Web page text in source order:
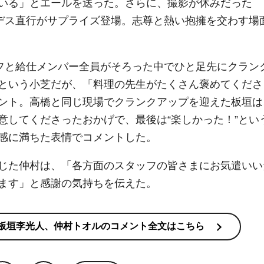
る」とエールを送った。さらに、撮影が休みだった
直行がサプライズ登場。志尊と熱い抱擁を交わす場
給仕メンバー全員がそろった中でひと足先にクラン
いう小芝だが、「料理の先生がたくさん褒めてくだ
ト。高橋と同じ現場でクランクアップを迎えた板垣
てくださったおかげで、最後は“楽しかった！”とい
満ちた表情でコメントした。
た仲村は、「各方面のスタッフの皆さまにお気遣い
」と感謝の気持ちを伝えた。
垣李光人、仲村トオルのコメント全文はこちら